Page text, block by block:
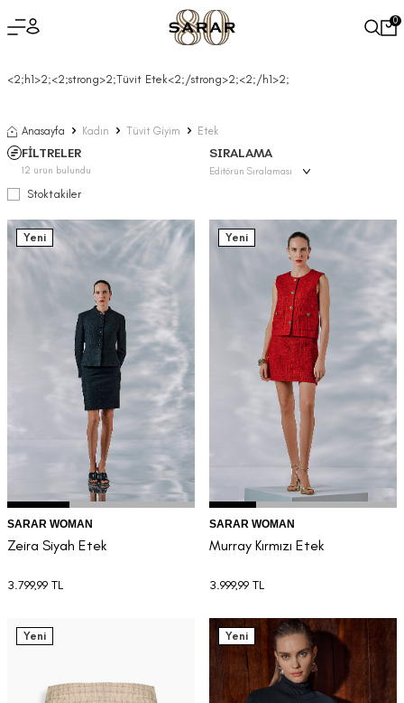
0
<2;h1>2;<2;strong>2;Tüvit Etek<2;/strong>2;<2;/h1>2;
Anasayfa Kadın Tüvit Giyim Etek
FİLTRELER
12 ürün bulundu
SIRALAMA
Stoktakiler
Yeni
SARAR WOMAN
Zeira Siyah Etek
3.799,99 TL
Yeni
SARAR WOMAN
Murray Kırmızı Etek
3.999,99 TL
Yeni Yeni